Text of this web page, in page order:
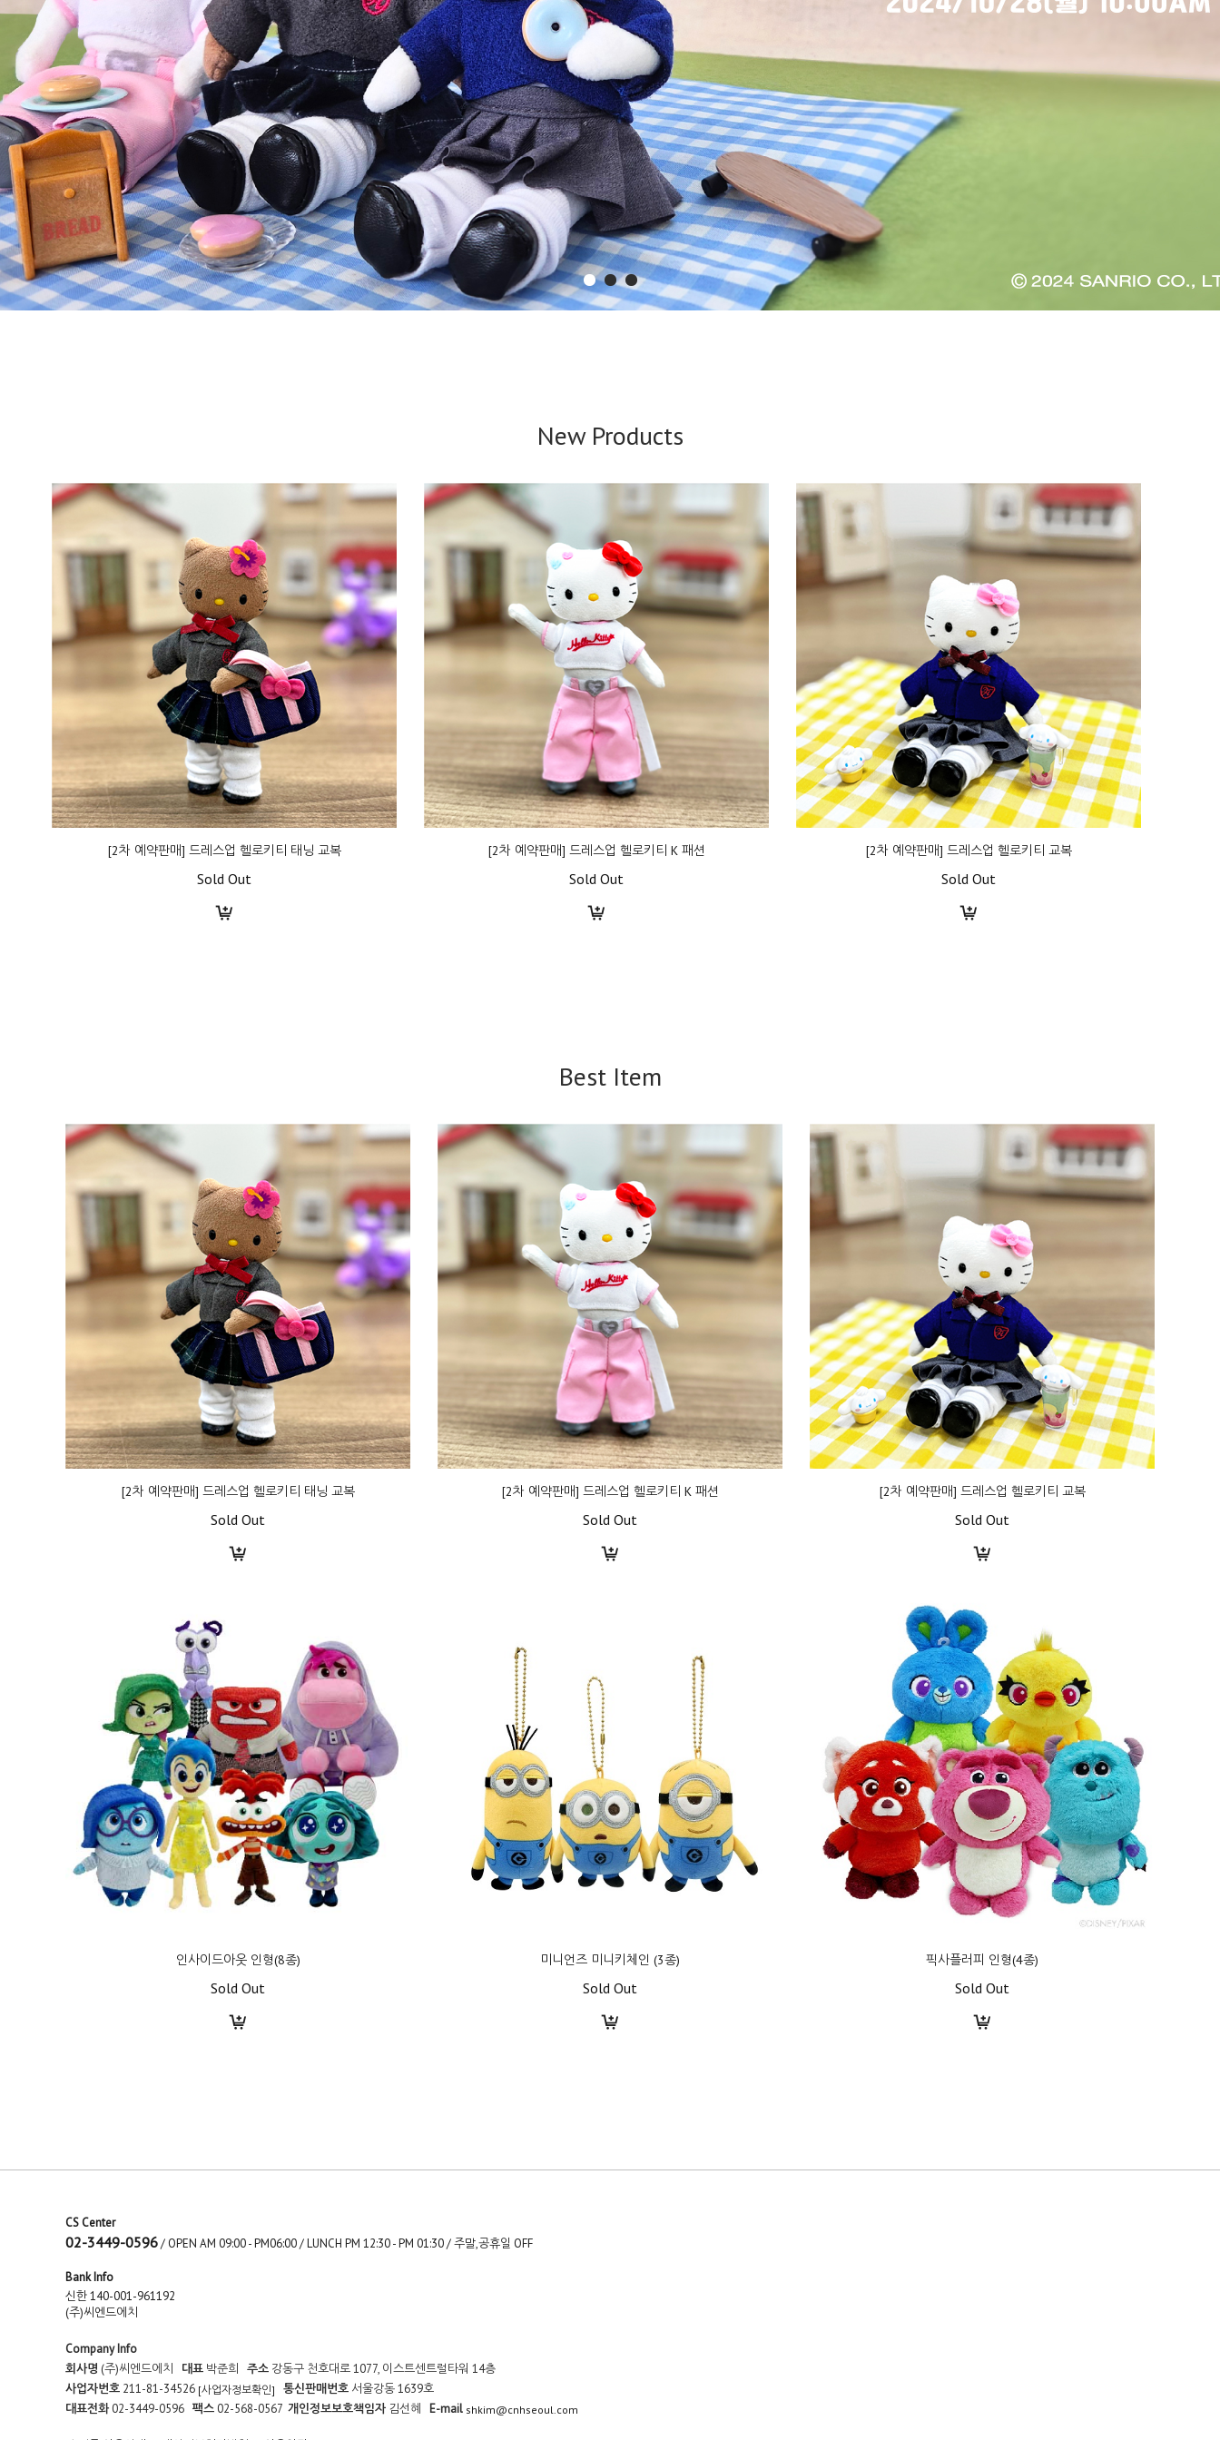
New Products
[2차 예약판매] 드레스업 헬로키티 태닝 교복
Sold Out
[2차 예약판매] 드레스업 헬로키티 K 패션
Sold Out
[2차 예약판매] 드레스업 헬로키티 교복
Sold Out
Best Item
[2차 예약판매] 드레스업 헬로키티 태닝 교복
Sold Out
[2차 예약판매] 드레스업 헬로키티 K 패션
Sold Out
[2차 예약판매] 드레스업 헬로키티 교복
Sold Out
인사이드아웃 인형(8종)
Sold Out
미니언즈 미니키체인 (3종)
Sold Out
픽사플러피 인형(4종)
Sold Out
CS Center
02-3449-0596/ OPEN AM 09:00 - PM06:00 / LUNCH PM 12:30 - PM 01:30 / 주말,공휴일 OFF
Bank Info
신한 140-001-961192
(주)씨엔드에치
Company Info
회사명 (주)씨엔드에치 대표 박준희 주소 강동구 천호대로 1077, 이스트센트럴타워 14층
사업자번호 211-81-34526 [사업자정보확인] 통신판매번호 서울강동 1639호
대표전화 02-3449-0596 팩스 02-568-0567 개인정보보호책임자 김선혜 E-mail shkim@cnhseoul.com